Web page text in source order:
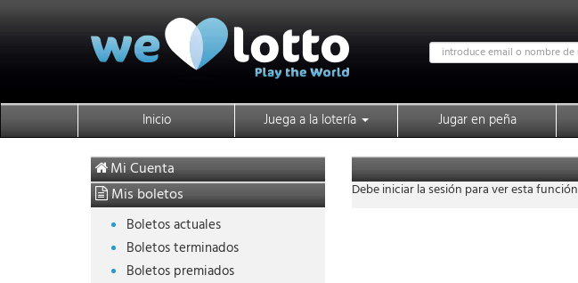
Email
address
Inicio Juega a la lotería Jugar en peña
Debe iniciar la sesión para ver esta función
Mi Cuenta
Mis boletos
Boletos actuales
Boletos terminados
Boletos premiados